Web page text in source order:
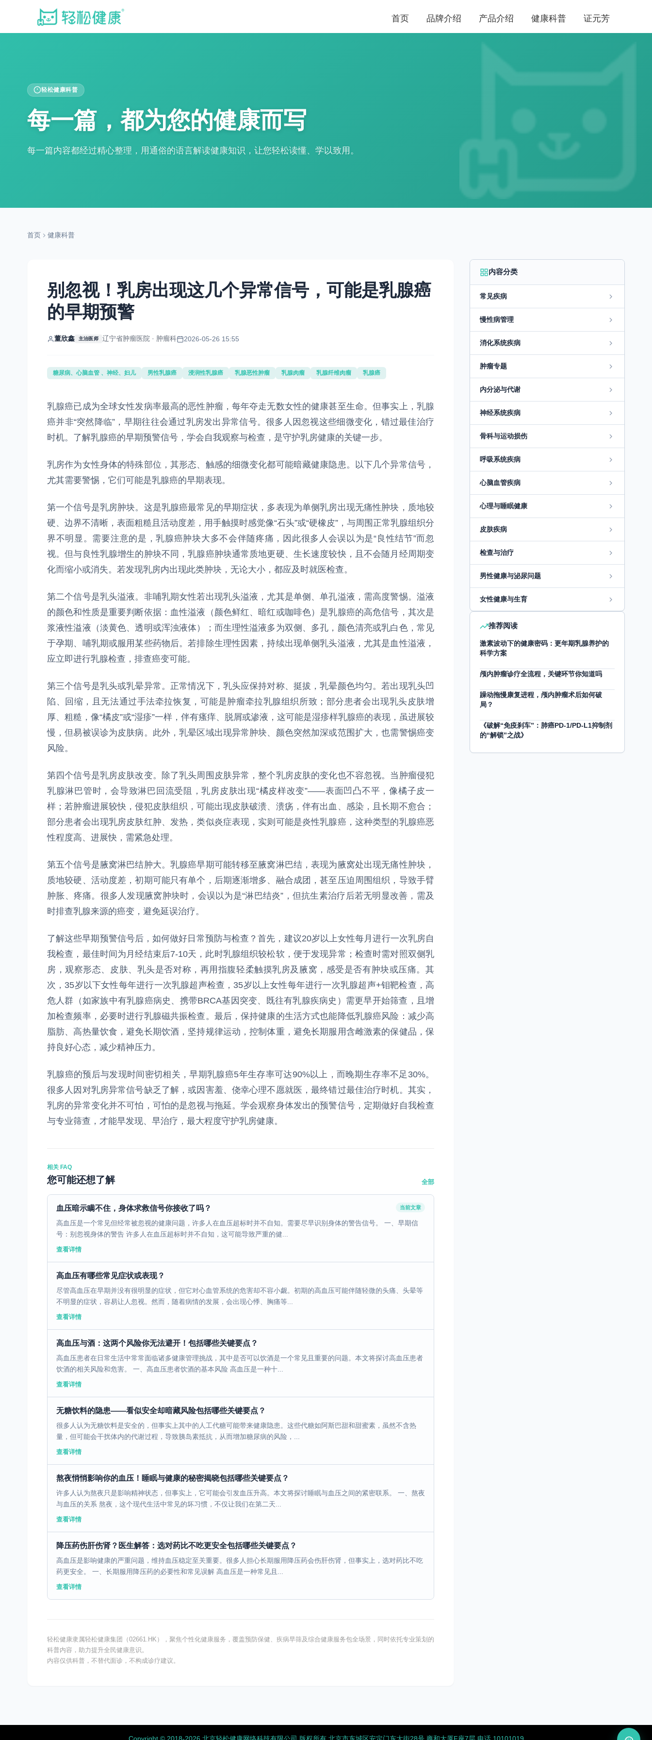
首页 品牌介绍 产品介绍 健康科普 证元芳
轻松健康科普
每一篇，都为您的健康而写
每一篇内容都经过精心整理，用通俗的语言解读健康知识，让您轻松读懂、学以致用。
首页 健康科普
别忽视！乳房出现这几个异常信号，可能是乳腺癌
的早期预警
董欣鑫 主治医师 辽宁省肿瘤医院 · 肿瘤科 2026-05-26 15:55
糖尿病、心脑血管 、神经、妇儿 男性乳腺癌 浸润性乳腺癌 乳腺恶性肿瘤 乳腺肉瘤 乳腺纤维肉瘤 乳腺癌
乳腺癌已成为全球女性发病率最高的恶性肿瘤，每年夺走无数女性的健康甚至生命。但事实上，乳腺
癌并非“突然降临”，早期往往会通过乳房发出异常信号。很多人因忽视这些细微变化，错过最佳治疗
时机。了解乳腺癌的早期预警信号，学会自我观察与检查，是守护乳房健康的关键一步。
乳房作为女性身体的特殊部位，其形态、触感的细微变化都可能暗藏健康隐患。以下几个异常信号，
尤其需要警惕，它们可能是乳腺癌的早期表现。
第一个信号是乳房肿块。这是乳腺癌最常见的早期症状，多表现为单侧乳房出现无痛性肿块，质地较
硬、边界不清晰，表面粗糙且活动度差，用手触摸时感觉像“石头”或“硬橡皮”，与周围正常乳腺组织分
界不明显。需要注意的是，乳腺癌肿块大多不会伴随疼痛，因此很多人会误以为是“良性结节”而忽
视。但与良性乳腺增生的肿块不同，乳腺癌肿块通常质地更硬、生长速度较快，且不会随月经周期变
化而缩小或消失。若发现乳房内出现此类肿块，无论大小，都应及时就医检查。
第二个信号是乳头溢液。非哺乳期女性若出现乳头溢液，尤其是单侧、单孔溢液，需高度警惕。溢液
的颜色和性质是重要判断依据：血性溢液（颜色鲜红、暗红或咖啡色）是乳腺癌的高危信号，其次是
浆液性溢液（淡黄色、透明或浑浊液体）；而生理性溢液多为双侧、多孔，颜色清亮或乳白色，常见
于孕期、哺乳期或服用某些药物后。若排除生理性因素，持续出现单侧乳头溢液，尤其是血性溢液，
应立即进行乳腺检查，排查癌变可能。
第三个信号是乳头或乳晕异常。正常情况下，乳头应保持对称、挺拔，乳晕颜色均匀。若出现乳头凹
陷、回缩，且无法通过手法牵拉恢复，可能是肿瘤牵拉乳腺组织所致；部分患者会出现乳头皮肤增
厚、粗糙，像“橘皮”或“湿疹”一样，伴有瘙痒、脱屑或渗液，这可能是湿疹样乳腺癌的表现，虽进展较
慢，但易被误诊为皮肤病。此外，乳晕区域出现异常肿块、颜色突然加深或范围扩大，也需警惕癌变
风险。
第四个信号是乳房皮肤改变。除了乳头周围皮肤异常，整个乳房皮肤的变化也不容忽视。当肿瘤侵犯
乳腺淋巴管时，会导致淋巴回流受阻，乳房皮肤出现“橘皮样改变”——表面凹凸不平，像橘子皮一
样；若肿瘤进展较快，侵犯皮肤组织，可能出现皮肤破溃、溃疡，伴有出血、感染，且长期不愈合；
部分患者会出现乳房皮肤红肿、发热，类似炎症表现，实则可能是炎性乳腺癌，这种类型的乳腺癌恶
性程度高、进展快，需紧急处理。
第五个信号是腋窝淋巴结肿大。乳腺癌早期可能转移至腋窝淋巴结，表现为腋窝处出现无痛性肿块，
质地较硬、活动度差，初期可能只有单个，后期逐渐增多、融合成团，甚至压迫周围组织，导致手臂
肿胀、疼痛。很多人发现腋窝肿块时，会误以为是“淋巴结炎”，但抗生素治疗后若无明显改善，需及
时排查乳腺来源的癌变，避免延误治疗。
了解这些早期预警信号后，如何做好日常预防与检查？首先，建议20岁以上女性每月进行一次乳房自
我检查，最佳时间为月经结束后7-10天，此时乳腺组织较松软，便于发现异常；检查时需对照双侧乳
房，观察形态、皮肤、乳头是否对称，再用指腹轻柔触摸乳房及腋窝，感受是否有肿块或压痛。其
次，35岁以下女性每年进行一次乳腺超声检查，35岁以上女性每年进行一次乳腺超声+钼靶检查，高
危人群（如家族中有乳腺癌病史、携带BRCA基因突变、既往有乳腺疾病史）需更早开始筛查，且增
加检查频率，必要时进行乳腺磁共振检查。最后，保持健康的生活方式也能降低乳腺癌风险：减少高
脂肪、高热量饮食，避免长期饮酒，坚持规律运动，控制体重，避免长期服用含雌激素的保健品，保
持良好心态，减少精神压力。
乳腺癌的预后与发现时间密切相关，早期乳腺癌5年生存率可达90%以上，而晚期生存率不足30%。
很多人因对乳房异常信号缺乏了解，或因害羞、侥幸心理不愿就医，最终错过最佳治疗时机。其实，
乳房的异常变化并不可怕，可怕的是忽视与拖延。学会观察身体发出的预警信号，定期做好自我检查
与专业筛查，才能早发现、早治疗，最大程度守护乳房健康。
相关 FAQ
您可能还想了解 全部
血压暗示瞒不住，身体求救信号你接收了吗？ 当前文章
高血压是一个常见但经常被忽视的健康问题，许多人在血压超标时并不自知。需要尽早识别身体的警告信号。 一、早期信
号：别忽视身体的警告 许多人在血压超标时并不自知，这可能导致严重的健...
查看详情
高血压有哪些常见症状或表现？
尽管高血压在早期并没有很明显的症状，但它对心血管系统的危害却不容小觑。初期的高血压可能伴随轻微的头痛、头晕等
不明显的症状，容易让人忽视。然而，随着病情的发展，会出现心悸、胸痛等...
查看详情
高血压与酒：这两个风险你无法避开！包括哪些关键要点？
高血压患者在日常生活中常常面临诸多健康管理挑战，其中是否可以饮酒是一个常见且重要的问题。本文将探讨高血压患者
饮酒的相关风险和危害。 一、高血压患者饮酒的基本风险 高血压是一种十...
查看详情
无糖饮料的隐患——看似安全却暗藏风险包括哪些关键要点？
很多人认为无糖饮料是安全的，但事实上其中的人工代糖可能带来健康隐患。这些代糖如阿斯巴甜和甜蜜素，虽然不含热
量，但可能会干扰体内的代谢过程，导致胰岛素抵抗，从而增加糖尿病的风险，...
查看详情
熬夜悄悄影响你的血压！睡眠与健康的秘密揭晓包括哪些关键要点？
许多人认为熬夜只是影响精神状态，但事实上，它可能会引发血压升高。本文将探讨睡眠与血压之间的紧密联系。 一、熬夜
与血压的关系 熬夜，这个现代生活中常见的坏习惯，不仅让我们在第二天...
查看详情
降压药伤肝伤肾？医生解答：选对药比不吃更安全包括哪些关键要点？
高血压是影响健康的严重问题，维持血压稳定至关重要。很多人担心长期服用降压药会伤肝伤肾，但事实上，选对药比不吃
药更安全。 一、长期服用降压药的必要性和常见误解 高血压是一种常见且...
查看详情
轻松健康隶属轻松健康集团（02661.HK），聚焦个性化健康服务，覆盖预防保健、疾病早筛及综合健康服务包全场景，同时依托专业策划的
科普内容，助力提升全民健康意识。
内容仅供科普，不替代面诊，不构成诊疗建议。
内容分类
常见疾病
慢性病管理
消化系统疾病
肿瘤专题
内分泌与代谢
神经系统疾病
骨科与运动损伤
呼吸系统疾病
心脑血管疾病
心理与睡眠健康
皮肤疾病
检查与治疗
男性健康与泌尿问题
女性健康与生育
推荐阅读
激素波动下的健康密码：更年期乳腺养护的
科学方案
颅内肿瘤诊疗全流程，关键环节你知道吗
躁动拖慢康复进程，颅内肿瘤术后如何破
局？
《破解“免疫刹车”：肺癌PD-1/PD-L1抑制剂
的“解锁”之战》